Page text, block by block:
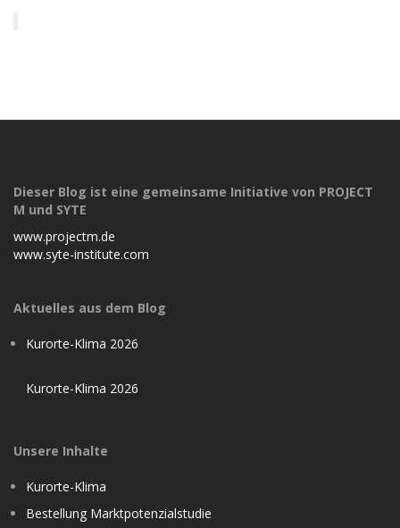
Dieser Blog ist eine gemeinsame Initiative von PROJECT
M und SYTE
www.projectm.de
www.syte-institute.com
Aktuelles aus dem Blog
Kurorte-Klima 2026
Kurorte-Klima 2026
Unsere Inhalte
Kurorte-Klima
Bestellung Marktpotenzialstudie